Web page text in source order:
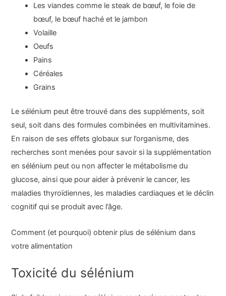
Les viandes comme le steak de bœuf, le foie de
bœuf, le bœuf haché et le jambon
Volaille
Oeufs
Pains
Céréales
Grains
Le sélénium peut être trouvé dans des suppléments, soit
seul, soit dans des formules combinées en multivitamines.
En raison de ses effets globaux sur l’organisme, des
recherches sont menées pour savoir si la supplémentation
en sélénium peut ou non affecter le métabolisme du
glucose, ainsi que pour aider à prévenir le cancer, les
maladies thyroïdiennes, les maladies cardiaques et le déclin
cognitif qui se produit avec l’âge.
Comment (et pourquoi) obtenir plus de sélénium dans
votre alimentation
Toxicité du sélénium